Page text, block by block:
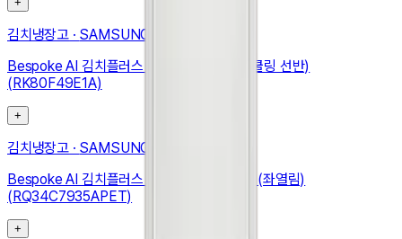
김치냉장고 · SAMSUNG
Bespoke AI 김치플러스 4도어 490L (메탈쿨링 선반)
(RK80F49E1A)
+
김치냉장고 · SAMSUNG
Bespoke AI 김치플러스 1도어 키친핏 347L (좌열림)
(RQ34C7935APET)
+